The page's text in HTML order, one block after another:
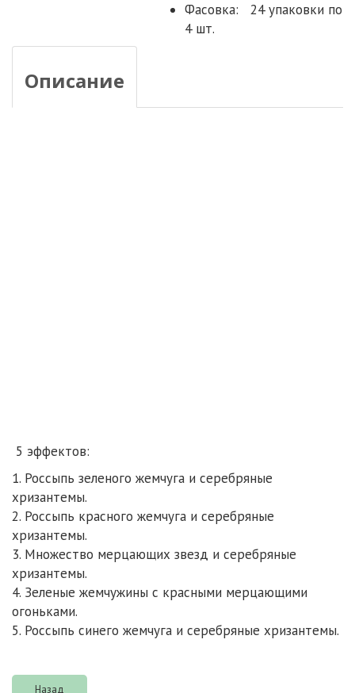
Фасовка:
24 упаковки по
4 шт.
Описание
5 эффектов:
1. Россыпь зеленого жемчуга и серебряные
хризантемы.
2. Россыпь красного жемчуга и серебряные
хризантемы.
3. Множество мерцающих звезд и серебряные
хризантемы.
4. Зеленые жемчужины с красными мерцающими
огоньками.
5. Россыпь синего жемчуга и серебряные хризантемы.